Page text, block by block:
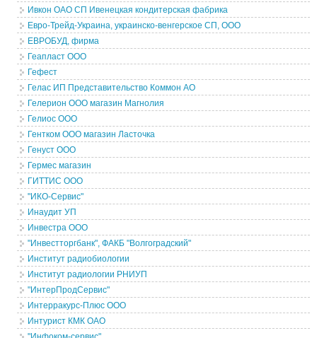
Ивкон ОАО СП Ивенецкая кондитерская фабрика
Евро-Трейд-Украина, украинско-венгерское СП, ООО
ЕВРОБУД, фирма
Геапласт ООО
Гефест
Гелас ИП Представительство Коммон АО
Гелерион ООО магазин Магнолия
Гелиос ООО
Гентком ООО магазин Ласточка
Генуст ООО
Гермес магазин
ГИТТИС ООО
"ИКО-Сервис"
Инаудит УП
Инвестра ООО
"Инвестторгбанк", ФАКБ "Волгоградский"
Институт радиобиологии
Институт радиологии РНИУП
"ИнтерПродСервис"
Интерракурс-Плюс ООО
Интурист КМК ОАО